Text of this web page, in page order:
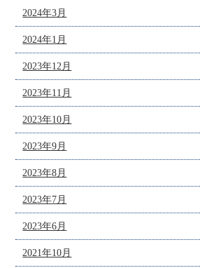
2024年3月
2024年1月
2023年12月
2023年11月
2023年10月
2023年9月
2023年8月
2023年7月
2023年6月
2021年10月